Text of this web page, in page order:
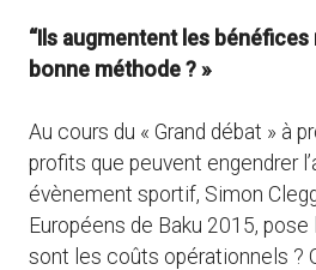
“Ils augmentent les
bonne méthode ? »
Au cours du « Grand débat » à
profits que peuvent engendrer
évènement sportif, Simon
Européens de Baku 2015, pose
sont les coûts opérationnels ?